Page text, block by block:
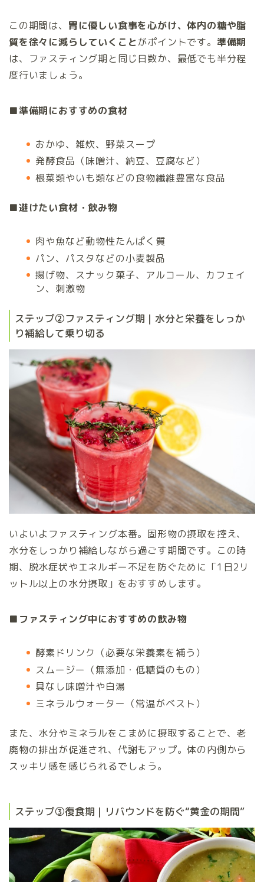
この期間は、 胃に優しい食事を心がけ、体内の糖や脂
質を徐々に減らしていくこと がポイントです。 準備期
は、ファスティング期と同じ日数か、最低でも半分程
度行いましょう。
■準備期におすすめの食材
おかゆ、雑炊、野菜スープ
発酵食品（味噌汁、納豆、豆腐など）
根菜類やいも類などの食物繊維豊富な食品
■避けたい食材・飲み物
肉や魚など動物性たんぱく質
パン、パスタなどの小麦製品
揚げ物、スナック菓子、アルコール、カフェイ
ン、刺激物
ステップ②ファスティング期｜水分と栄養をしっか
り補給して乗り切る
いよいよファスティング本番。固形物の摂取を控え、
水分をしっかり補給しながら過ごす期間です。この時
期、脱水症状やエネルギー不足を防ぐために「1日2リ
ットル以上の水分摂取」をおすすめします。
■ファスティング中におすすめの飲み物
酵素ドリンク（必要な栄養素を補う）
スムージー（無添加・低糖質のもの）
具なし味噌汁や白湯
ミネラルウォーター（常温がベスト）
また、水分やミネラルをこまめに摂取することで、老
廃物の排出が促進され、代謝もアップ。体の内側から
スッキリ感を感じられるでしょう。
ステップ③復食期｜リバウンドを防ぐ“黄金の期間”